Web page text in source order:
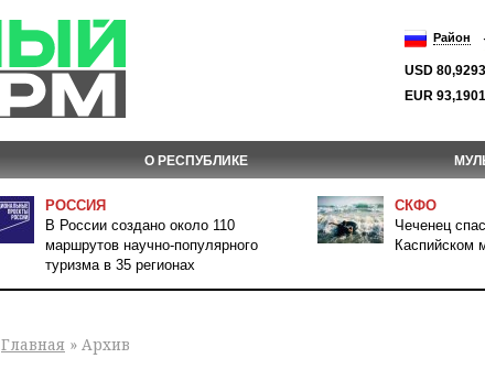
Район
USD 80,9293
EUR 93,1901
О РЕСПУБЛИКЕ
РОССИЯ
В России создано около 110
маршрутов научно-популярного
туризма в 35 регионах
СКФО
Чеченец
Каспийском
Главная » Архив